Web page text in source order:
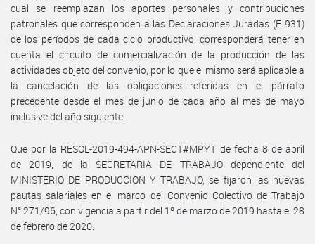
cual se reemplazan los aportes personales y contribuciones
patronales que corresponden a las Declaraciones Juradas (F. 931)
de los períodos de cada ciclo productivo, corresponderá tener en
cuenta el circuito de comercialización de la producción de las
actividades objeto del convenio, por lo que el mismo será aplicable a
la cancelación de las obligaciones referidas en el párrafo
precedente desde el mes de junio de cada año al mes de mayo
inclusive del año siguiente.
Que por la RESOL-2019-494-APN-SECT#MPYT de fecha 8 de abril
de 2019, de la SECRETARIA DE TRABAJO dependiente del
MINISTERIO DE PRODUCCION Y TRABAJO, se fijaron las nuevas
pautas salariales en el marco del Convenio Colectivo de Trabajo
N° 271/96, con vigencia a partir del 1º de marzo de 2019 hasta el 28
de febrero de 2020.